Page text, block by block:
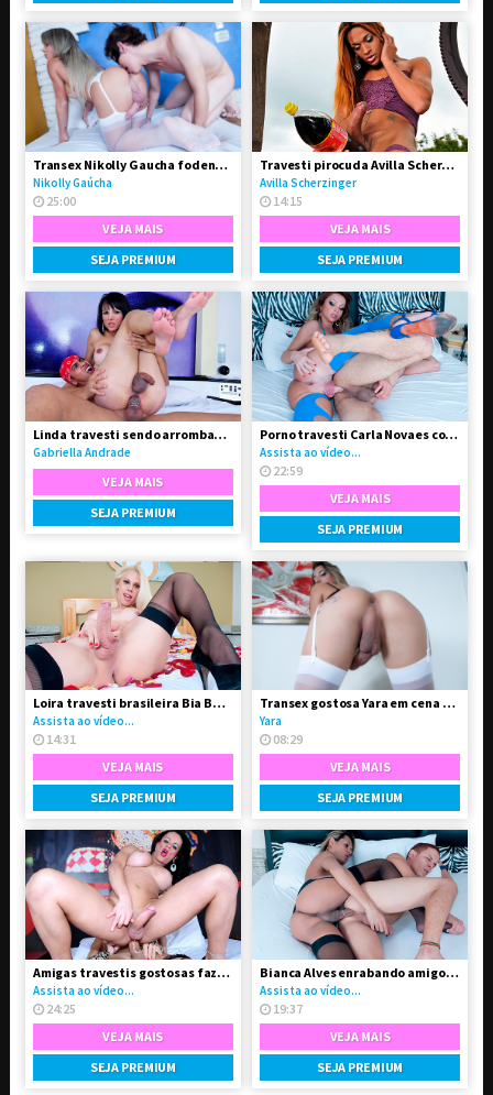
Transex Nikolly Gaucha fodendo o boy Marquinhos
Nikolly Gaúcha
25:00
VEJA MAIS
SEJA PREMIUM
Travesti pirocuda Avilla Scherzinger
Avilla Scherzinger
14:15
VEJA MAIS
SEJA PREMIUM
Linda travesti sendo arrombada pelo seu Boy
Gabriella Andrade
VEJA MAIS
SEJA PREMIUM
Porno travesti Carla Novaes comendo homem
Assista ao vídeo...
22:59
VEJA MAIS
SEJA PREMIUM
Loira travesti brasileira Bia Bastos pelada
Assista ao vídeo...
14:31
VEJA MAIS
SEJA PREMIUM
Transex gostosa Yara em cena solo
Yara
08:29
VEJA MAIS
SEJA PREMIUM
Amigas travestis gostosas fazendo troca-troca
Assista ao vídeo...
24:25
VEJA MAIS
SEJA PREMIUM
Bianca Alves enrabando amigo gay
Assista ao vídeo...
19:37
VEJA MAIS
SEJA PREMIUM